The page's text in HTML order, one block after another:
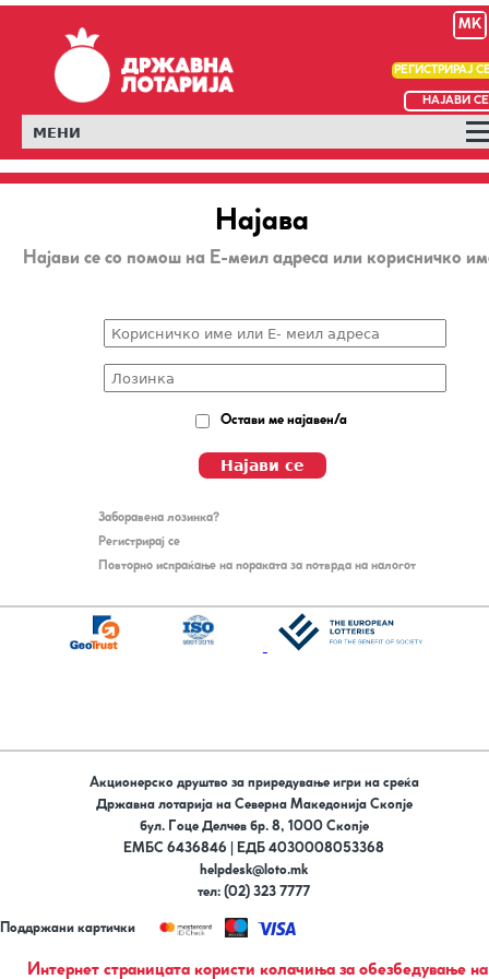
MK
РЕГИСТРИРАЈ
НАЈАВИ СЕ
МЕНИ
Интернет страницата користи колачиња за обезбедување на
Најава
Најави се со помош на Е-меил адреса или корисничко
Остави ме најавен/а
Заборавена лозинка?
Регистрирај се
Повторно испраќање на пораката за потврда на налогот
Акционерско друштво за приредување игри на среќа
Државна лотарија на Северна Македонија Скопје
бул. Гоце Делчев бр. 8, 1000 Скопје
ЕМБС 6436846 | ЕДБ 4030008053368
helpdesk@loto.mk
тел: (02) 323 7777
Поддржани картички